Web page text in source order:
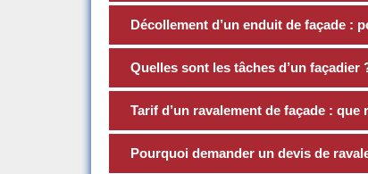
Décollement d’un enduit de façade :
Quelles sont les tâches d’un façadier
Tarif d’un ravalement de façade : que
Pourquoi demander un devis de